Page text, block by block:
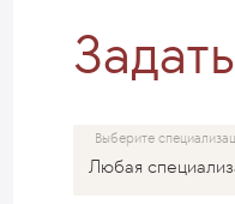
Выберите